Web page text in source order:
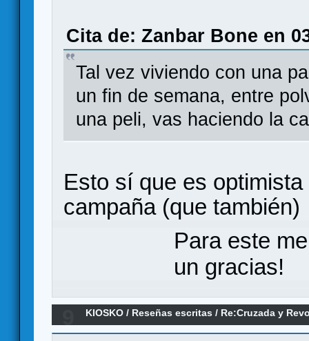
Cita de: Zanbar Bone en
Tal vez viviendo con una
un fin de semana, entre
una peli, vas haciendo la
Esto sí que es
campaña (que
Para este
un gracias!
KIOSKO / Reseñas escritas / Re:Cruzada y
española 1936-1939 (Primeras Impresiones)